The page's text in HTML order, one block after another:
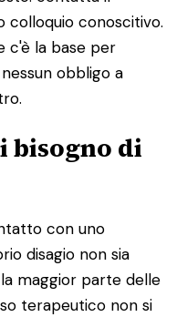
colloquio conoscitivo.
c'è la base per
obbligo a
bisogno di
con uno
disagio non sia
maggior parte delle
terapeutico non si